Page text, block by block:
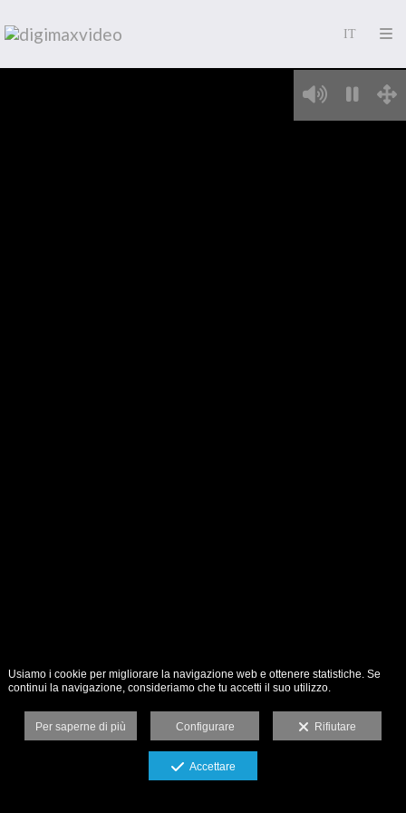
Usiamo i cookie per migliorare la navigazione web e ottenere statistiche. Se
continui la navigazione, consideriamo che tu accetti il suo utilizzo.
Per saperne di più Configurare Rifiutare
Accettare